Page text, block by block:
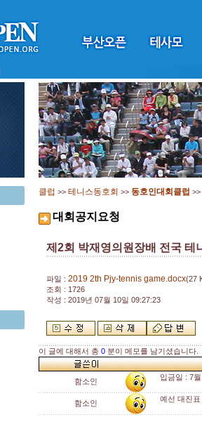
클럽 >> 테니스동호회 >> 동호인대회클럽 >>
대회공지요청
제2회 박재영의원장배 전국 테
파일 : 2019 2th Pjy-tennis game.docx(27
조회 : 1726
작성 : 2019년 07월 10일 09:27:23
이 글에 대해서 총 0 분이 메모를 남기셨습니다.
함소인 입금일 : 7
함소인 예선 대진